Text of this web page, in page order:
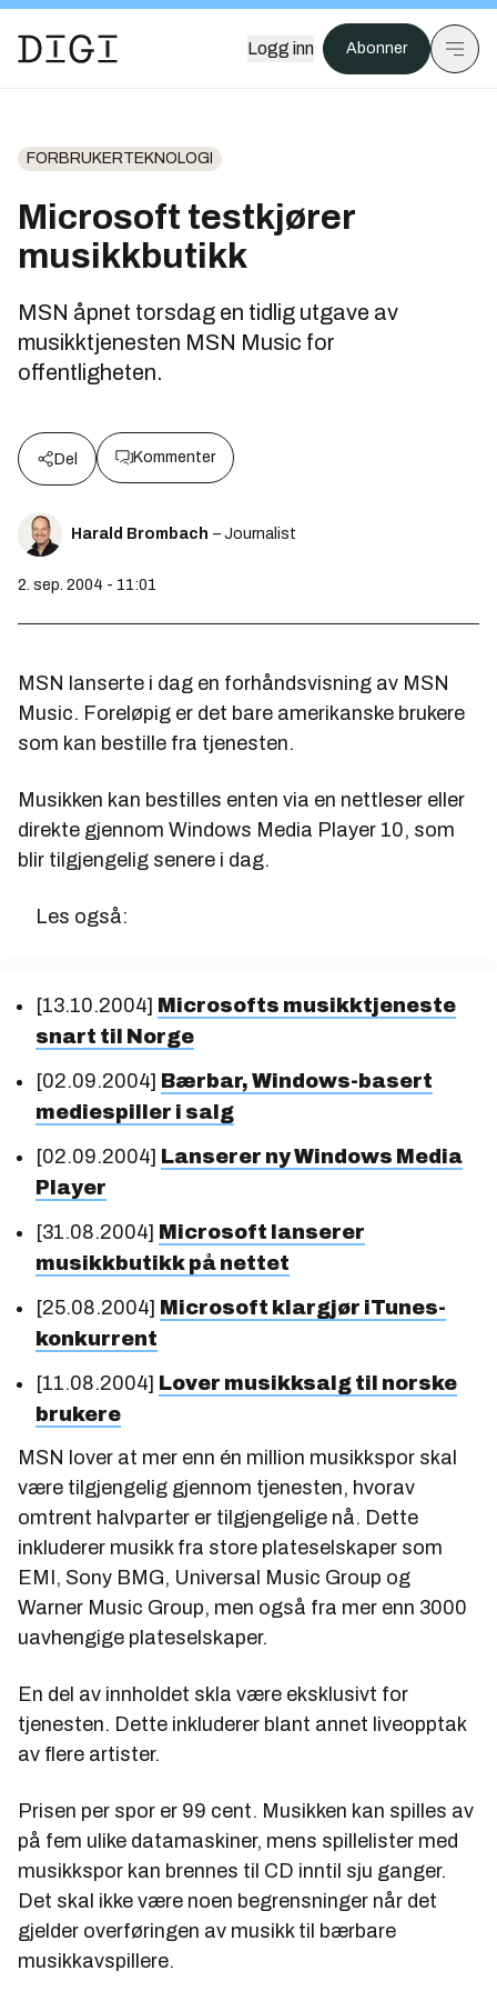
Logg inn Abonner
FORBRUKERTEKNOLOGI
Microsoft testkjører
musikkbutikk
MSN åpnet torsdag en tidlig utgave av
musikktjenesten MSN Music for
offentligheten.
Del Kommenter
Harald Brombach – Journalist
2. sep. 2004 - 11:01
MSN lanserte i dag en forhåndsvisning av MSN
Music. Foreløpig er det bare amerikanske brukere
som kan bestille fra tjenesten.
Musikken kan bestilles enten via en nettleser eller
direkte gjennom Windows Media Player 10, som
blir tilgjengelig senere i dag.
Les også:
[13.10.2004] Microsofts musikktjeneste
snart til Norge
[02.09.2004] Bærbar, Windows-basert
mediespiller i salg
[02.09.2004] Lanserer ny Windows Media
Player
[31.08.2004] Microsoft lanserer
musikkbutikk på nettet
[25.08.2004] Microsoft klargjør iTunes-
konkurrent
[11.08.2004] Lover musikksalg til norske
brukere
MSN lover at mer enn én million musikkspor skal
være tilgjengelig gjennom tjenesten, hvorav
omtrent halvparter er tilgjengelige nå. Dette
inkluderer musikk fra store plateselskaper som
EMI, Sony BMG, Universal Music Group og
Warner Music Group, men også fra mer enn 3000
uavhengige plateselskaper.
En del av innholdet skla være eksklusivt for
tjenesten. Dette inkluderer blant annet liveopptak
av flere artister.
Prisen per spor er 99 cent. Musikken kan spilles av
på fem ulike datamaskiner, mens spillelister med
musikkspor kan brennes til CD inntil sju ganger.
Det skal ikke være noen begrensninger når det
gjelder overføringen av musikk til bærbare
musikkavspillere.